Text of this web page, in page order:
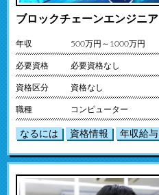
ブロックチェーンエンジニア
年収 500万円～1000万円
必要資格 必要資格なし
資格区分 資格なし
職種 コンピューター
なるには 資格情報 年収給与